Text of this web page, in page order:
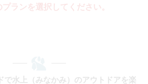
ランを選択してください。
で水上（みなかみ）のアウトドアを楽